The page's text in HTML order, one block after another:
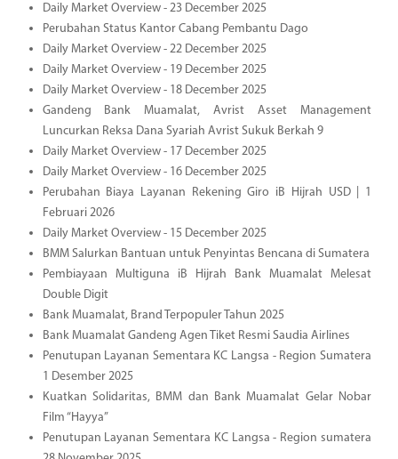
Daily Market Overview - 23 December 2025
Perubahan Status Kantor Cabang Pembantu Dago
Daily Market Overview - 22 December 2025
Daily Market Overview - 19 December 2025
Daily Market Overview - 18 December 2025
Gandeng Bank Muamalat, Avrist Asset Management
Luncurkan Reksa Dana Syariah Avrist Sukuk Berkah 9
Daily Market Overview - 17 December 2025
Daily Market Overview - 16 December 2025
Perubahan Biaya Layanan Rekening Giro iB Hijrah USD | 1
Februari 2026
Daily Market Overview - 15 December 2025
BMM Salurkan Bantuan untuk Penyintas Bencana di Sumatera
Pembiayaan Multiguna iB Hijrah Bank Muamalat Melesat
Double Digit
Bank Muamalat, Brand Terpopuler Tahun 2025
Bank Muamalat Gandeng Agen Tiket Resmi Saudia Airlines
Penutupan Layanan Sementara KC Langsa - Region Sumatera
1 Desember 2025
Kuatkan Solidaritas, BMM dan Bank Muamalat Gelar Nobar
Film “Hayya”
Penutupan Layanan Sementara KC Langsa - Region sumatera